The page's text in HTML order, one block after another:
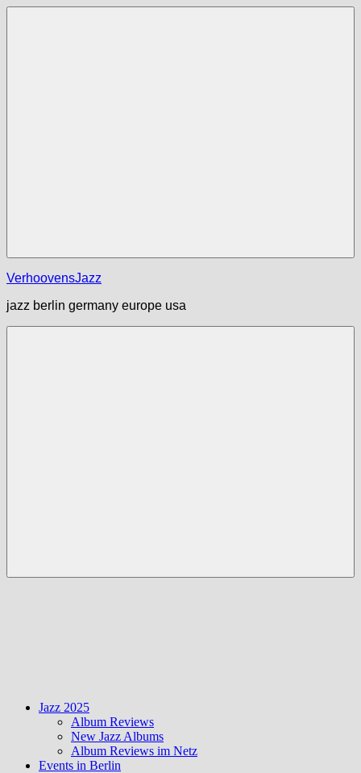
Zum
VerhoovensJazz
jazz berlin germany europe usa
Jazz 2025
Album Reviews
New Jazz Albums
Album Reviews im Netz
Events in Berlin